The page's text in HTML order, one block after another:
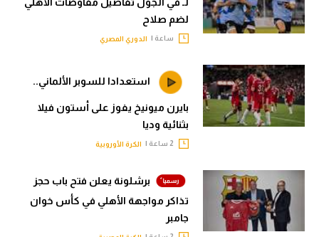
لضم صلاح
ساعة | الدوري المصري
استعدادا للسوبر الألماني..
بايرن ميونيخ يفوز على أستون فيلا
بثنائية وديا
الكرة الأوروبية
برشلونة يعلن فتح باب حجز
تذاكر مواجهة الأهلي في كأس خوان
جامبر